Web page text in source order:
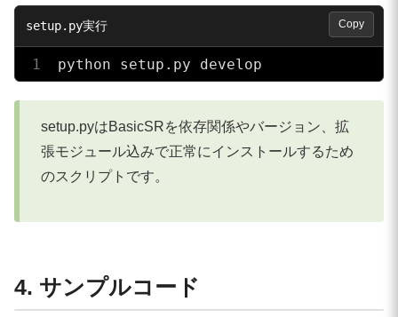
python setup.py develop
Copy
setup.pyはBasicSRを依存関係やバージョン、拡
張モジュール込みで正常にインストールするため
のスクリプトです。
4. サンプルコード